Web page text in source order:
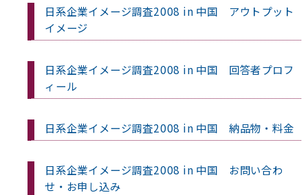
日系企業イメージ調査2008 in 中国 アウトプット
イメージ
日系企業イメージ調査2008 in 中国 回答者プロフ
ィール
日系企業イメージ調査2008 in 中国 納品物・料金
日系企業イメージ調査2008 in 中国 お問い合わ
せ・お申し込み